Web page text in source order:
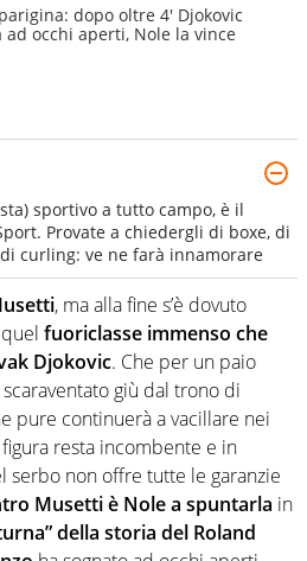
dopo oltre 4' Djokovic
occhi aperti, Nole la vince
sportivo a tutto campo, è il
Provate a chiedergli di boxe, di
curling: ve ne farà innamorare
, ma alla fine s’è dovuto
fuoriclasse immenso che
Djokovic. Che per un paio
scaraventato giù dal trono di
pure continuerà a vacillare nei
resta incombente e in
serbo non offre tutte le garanzie
Musetti è Nole a spuntarla in
della storia del Roland